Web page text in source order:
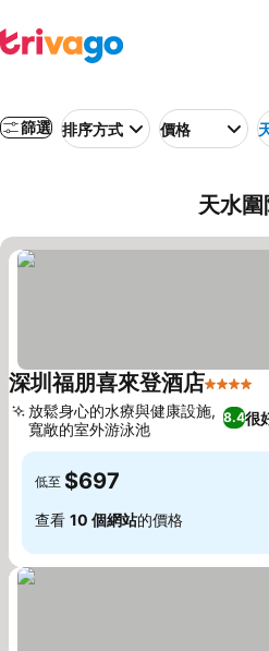
篩選 排序方式 價格
天水
深圳福朋喜來登酒店4 星級
8.4很
放鬆身心的水療與健康設施,
寬敞的室外游泳池
低至 $697
查看 10 個網站的價格